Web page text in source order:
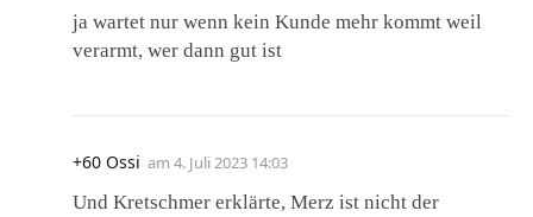
ja wartet nur wenn kein Kunde mehr kommt weil
verarmt, wer dann gut ist
+60 Ossi am 4. Juli 2023 14:03
Und Kretschmer erklärte, Merz ist nicht der